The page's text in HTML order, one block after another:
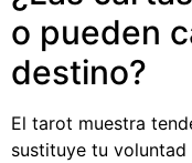
o pueden
destino?
El tarot muestra
sustituye tu voluntad